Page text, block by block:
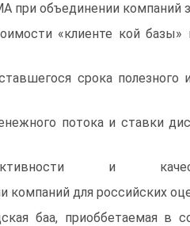
при объединении компаний
«клиенте кой базы»
срока полезного
потока и ставки
и
компаний для российских
баа, приоббетаемая в